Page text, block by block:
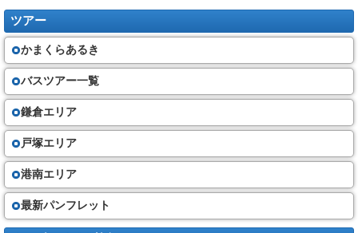
通知しなければなりません。
(３) 当社は、お客さまが次の①から⑤のいずれかに該当したときは、お申
込みをお断りすることがあります。
①他の旅行者に迷惑を及ぼし、又は団体旅行の円滑な実施を妨げるおそ
れがあると当社が判断するとき。
②お客さまが暴力団員、暴力団準構成員、暴力団関係者、暴力団関係企業
③お客さまが当社に対して暴力的な要求行為、不当な要求行為、取引に関
して脅迫的な言動若しくは暴力を用いる行為又はこれらに準ずる行為を行
ったとき。
④お客さまが風説を流布し、偽計を用い若しくは威力を用いて当社の信用
を毀損し若しくは当社の業務を妨害する行為又はこれらに準ずる行為を行
ったとき。
⑤その他当社の業務上の都合で、お申込みをお断りすることがあります。
旅行代金
（４）旅行開始日までの契約書面に記載する期日までに、当社に対し、契
ツアー
かまくらあるき
バスツアー一覧
鎌倉エリア
戸塚エリア
港南エリア
最新パンフレット